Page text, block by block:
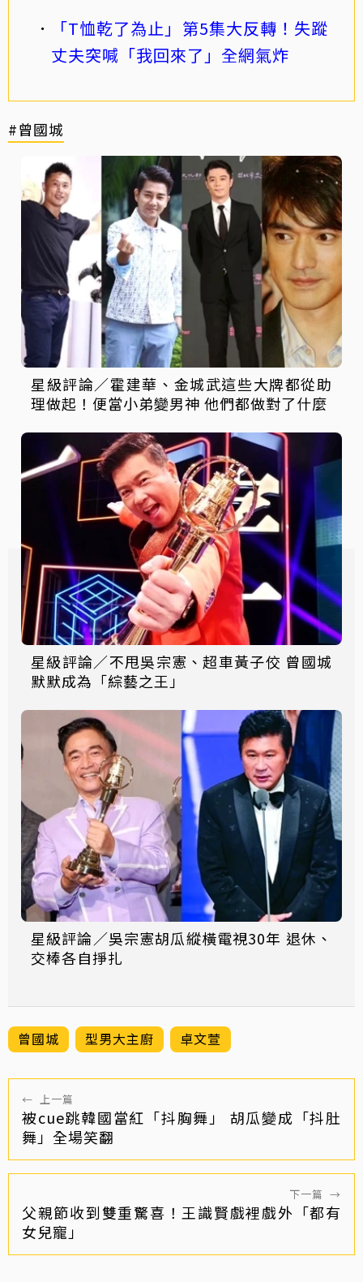
「T恤乾了為止」第5集大反轉！失蹤
丈夫突喊「我回來了」全網氣炸
#曾國城
星級評論／霍建華、金城武這些大牌都從助
理做起！便當小弟變男神 他們都做對了什麼
星級評論／不甩吳宗憲、超車黃子佼 曾國城
默默成為「綜藝之王」
星級評論／吳宗憲胡瓜縱橫電視30年 退休、
交棒各自掙扎
曾國城 型男大主廚 卓文萱
← 上一篇
被cue跳韓國當紅「抖胸舞」 胡瓜變成「抖肚
舞」全場笑翻
下一篇 →
父親節收到雙重驚喜！王識賢戲裡戲外「都有
女兒寵」